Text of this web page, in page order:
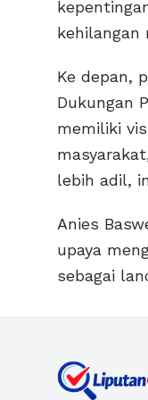
kehilangan
Ke depan,
Dukungan
memiliki
lebih adil,
Anies
upaya
sebagai